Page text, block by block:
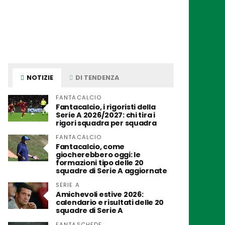
NOTIZIE DI TENDENZA
FANTACALCIO
Fantacalcio, i rigoristi della
Serie A 2026/2027: chi tira i
rigori squadra per squadra
FANTACALCIO
Fantacalcio, come
giocherebbero oggi: le
formazioni tipo delle 20
squadre di Serie A aggiornate
SERIE A
Amichevoli estive 2026:
calendario e risultati delle 20
squadre di Serie A